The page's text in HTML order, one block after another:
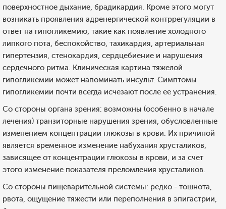
поверхностное дыхание, брадикардия. Кроме этого могут
возникать проявления адренергической контррегуляции в
ответ на гипогликемию, такие как появление холодного
липкого пота, беспокойство, тахикардия, артериальная
гипертензия, стенокардия, сердцебиение и нарушения
сердечного ритма. Клиническая картина тяжелой
гипогликемии может напоминать инсульт. Симптомы
гипогликемии почти всегда исчезают после ее устранения.
Со стороны органа зрения: возможны (особенно в начале
лечения) транзиторные нарушения зрения, обусловленные
изменением концентрации глюкозы в крови. Их причиной
является временное изменение набухания хрусталиков,
зависящее от концентрации глюкозы в крови, и за счет
этого изменение показателя преломления хрусталиков.
Со стороны пищеварительной системы: редко - тошнота,
рвота, ощущение тяжести или переполнения в эпигастрии,